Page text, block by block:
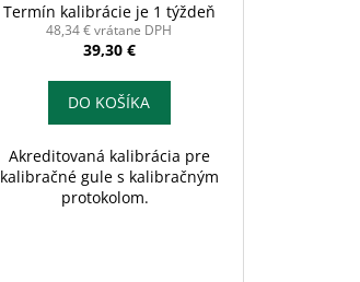
Termín kalibrácie je 1 týždeň
48,34 € vrátane DPH
39,30 €
DO KOŠÍKA
Akreditovaná kalibrácia pre
kalibračné gule s kalibračným
protokolom.